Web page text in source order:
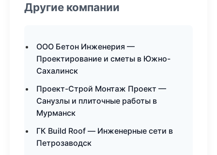
Другие компании
ООО Бетон Инженерия —
Проектирование и сметы в Южно-
Сахалинск
Проект-Строй Монтаж Проект —
Санузлы и плиточные работы в
Мурманск
ГК Build Roof — Инженерные сети в
Петрозаводск